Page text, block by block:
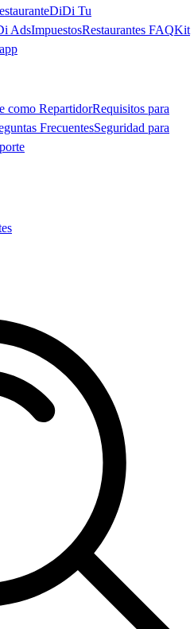
DiDi Tu
AdsImpuestosRestaurantes FAQKit
como RepartidorRequisitos para
FrecuentesSeguridad para